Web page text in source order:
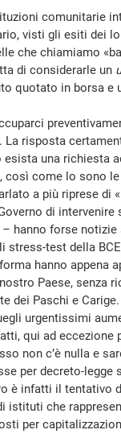
comunitarie
visti gli esiti dei
che chiamiamo
di considerarle un
quotato in borsa e
La risposta
una richiesta
così come lo sono
a più riprese di
di
forse notizie
stress-test della
hanno appena
Paese, senza
dei Paschi e
urgentissimi
qui ad eccezione
non c’è nulla e
per decreto-legge
è infatti il tentativo
che
per